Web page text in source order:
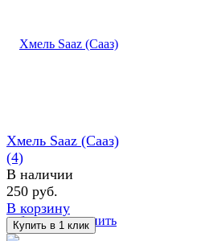
избранное сравнить
Хмель Saaz (Сааз)
(4)
В наличии
250 руб.
В корзину